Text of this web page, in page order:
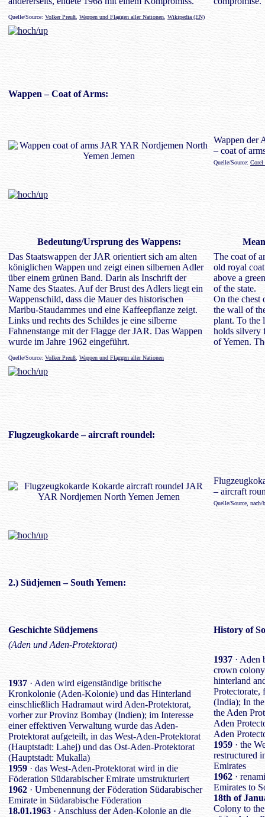
Quelle/Source: Volker Preuß Wappen und Flaggen aller Nationen Wikipedia (EN)
Wappen – Coat of Arms:
Wappen der
– coat of
Quelle/Source: Corel
Bedeutung/Ursprung des Wappens:
Das Staatswappen der JAR orientiert sich am alten
königlichen Wappen und zeigt einen silbernen Adler
über einem grünen Band. Darin als Inschrift der
Name des Staates. Auf der Brust des Adlers liegt ein
Wappenschild, dass die Mauer des historischen
Maribu-Staudammes und eine Kaffeepflanze zeigt.
Links und rechts des Schildes je eine silberne
Fahnenstange mit der Flagge der JAR. Das Wappen
wurde im Jahre 1962 eingeführt.
The coat of
old royal
above a
of the state.
On the chest
the wall of
plant. To the
holds silvery
of Yemen.
Quelle/Source: Volker Preuß Wappen und Flaggen aller Nationen
Flugzeugkokarde – aircraft roundel:
– aircraft
Quelle/Source,
2.) Südjemen – South Yemen:
Geschichte Südjemens
History of
(Aden und Aden-Protektorat)
1937 · Aden wird eigenständige britische
Kronkolonie (Aden-Kolonie) und das Hinterland
einschließlich Hadramaut wird Aden-Protektorat,
vorher zur Provinz Bombay (Indien); im Interesse
einer effektiven Verwaltung wurde das Aden-
Protektorat aufgeteilt, in das West-Aden-Protektorat
(Hauptstadt: Lahej) und das Ost-Aden-Protektorat
(Hauptstadt: Mukalla)
1959 · das West-Aden-Protektorat wird in die
Föderation Südarabischer Emirate umstrukturiert
1962 · Umbenennung der Föderation Südarabischer
Emirate in Südarabische Föderation
18.01.1963 · Anschluss der Aden-Kolonie an die
1937· Aden
crown
hinterland
Protectorate,
(India); In
the Aden
Aden
Aden
1959 · the
restructured
Emirates
1962 ·
Emirates to
18th of
Colony to